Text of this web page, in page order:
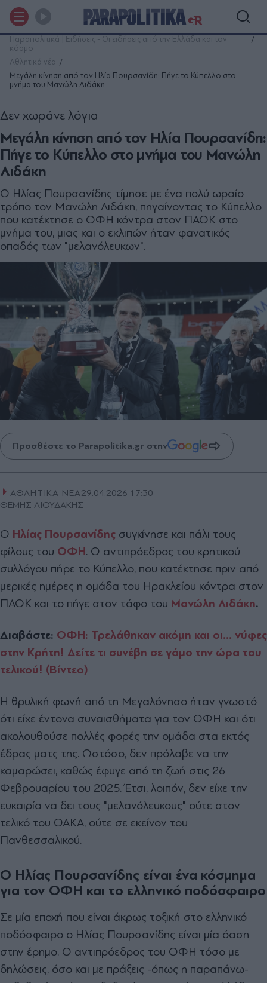
Παραπολιτικά | Ειδήσεις - Οι ειδήσεις από την Ελλάδα και τον
κόσμο
Αθλητικά νέα
Μεγάλη κίνηση από τον Ηλία Πουρσανίδη: Πήγε το Κύπελλο στο
μνήμα του Μανώλη Λιδάκη
Μεγάλη κίνηση από τον Ηλία Πουρσανίδη:
Πήγε το Κύπελλο στο μνήμα του Μανώλη
Λιδάκη
Δεν χωράνε λόγια
Ο Ηλίας Πουρσανίδης τίμησε με ένα πολύ ωραίο
τρόπο τον Μανώλη Λιδάκη, πηγαίνοντας το Κύπελλο
που κατέκτησε ο ΟΦΗ κόντρα στον ΠΑΟΚ στο
μνήμα του, μιας και ο εκλιπών ήταν φανατικός
οπαδός των "μελανόλευκων".
Προσθέστε το Parapolitika.gr στην
ΑΘΛΗΤΙΚΑ ΝΕΑ29.04.2026 17:30
ΘΕΜΗΣ ΛΙΟΥΔΑΚΗΣ
Ο Ηλίας Πουρσανίδης συγκίνησε και πάλι τους
φίλους του ΟΦΗ. Ο αντιπρόεδρος του κρητικού
συλλόγου πήρε το Κύπελλο, που κατέκτησε πριν από
μερικές ημέρες η ομάδα του Ηρακλείου κόντρα στον
ΠΑΟΚ και το πήγε στον τάφο του Μανώλη Λιδάκη.
Διαβάστε: ΟΦΗ: Τρελάθηκαν ακόμη και οι... νύφες
στην Κρήτη! Δείτε τι συνέβη σε γάμο την ώρα του
τελικού! (Βίντεο)
Η θρυλική φωνή από τη Μεγαλόνησο ήταν γνωστό
ότι είχε έντονα συναισθήματα για τον ΟΦΗ και ότι
ακολουθούσε πολλές φορές την ομάδα στα εκτός
έδρας ματς της. Ωστόσο, δεν πρόλαβε να την
καμαρώσει, καθώς έφυγε από τη ζωή στις 26
Φεβρουαρίου του 2025. Έτσι, λοιπόν, δεν είχε την
ευκαιρία να δει τους "μελανόλευκους" ούτε στον
τελικό του ΟΑΚΑ, ούτε σε εκείνον του
Πανθεσσαλικού.
Ο Ηλίας Πουρσανίδης είναι ένα κόσμημα
για τον ΟΦΗ και το ελληνικό ποδόσφαιρο
Σε μία εποχή που είναι άκρως τοξική στο ελληνικό
ποδόσφαιρο ο Ηλίας Πουρσανίδης είναι μία όαση
στην έρημο. Ο αντιπρόεδρος του ΟΦΗ τόσο με
δηλώσεις, όσο και με πράξεις -όπως η παραπάνω-